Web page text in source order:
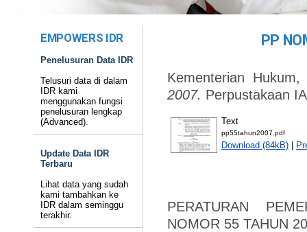
EMPOWERS IDR
Penelusuran Data IDR
Telusuri data di dalam
IDR kami
menggunakan fungsi
penelusuran lengkap
(Advanced).
Update Data IDR
Terbaru
Lihat data yang sudah
kami tambahkan ke
IDR dalam seminggu
terakhir.
PP
Kementerian Hukum,
2007. Perpustakaan
Text
pp55tahun2007.pdf
Download (84kB)|
PERATURAN
NOMOR 55 TAHUN